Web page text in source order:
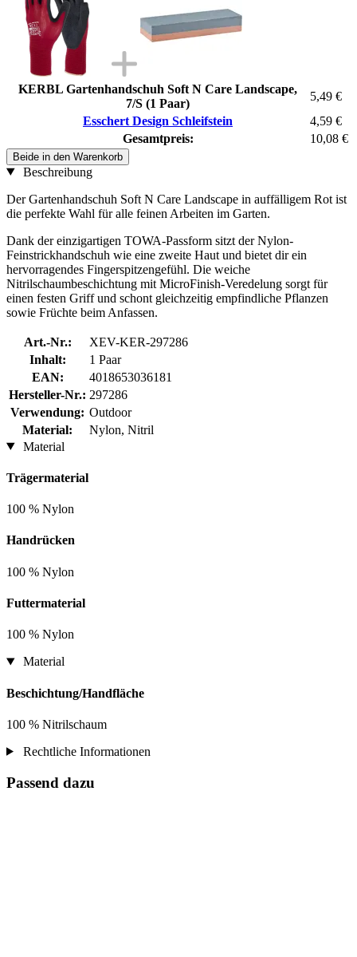
KERBL Gartenhandschuh Soft N Care Landscape,
7/S (1 Paar)
5,49 €
Esschert Design Schleifstein
4,59 €
Gesamtpreis:
10,08 €
Beide in den Warenkorb
Beschreibung
Der Gartenhandschuh Soft N Care Landscape in auffälligem Rot ist
die perfekte Wahl für alle feinen Arbeiten im Garten.
Dank der einzigartigen TOWA-Passform sitzt der Nylon-
Feinstrickhandschuh wie eine zweite Haut und bietet dir ein
hervorragendes Fingerspitzengefühl. Die weiche
Nitrilschaumbeschichtung mit MicroFinish-Veredelung sorgt für
einen festen Griff und schont gleichzeitig empfindliche Pflanzen
sowie Früchte beim Anfassen.
Art.-Nr.:
XEV-KER-297286
Inhalt:
1 Paar
EAN:
4018653036181
Hersteller-Nr.: 297286
Verwendung: Outdoor
Material:
Nylon, Nitril
Material
Trägermaterial
100 % Nylon
Handrücken
100 % Nylon
Futtermaterial
100 % Nylon
Material
Beschichtung/Handfläche
100 % Nitrilschaum
Rechtliche Informationen
Passend dazu